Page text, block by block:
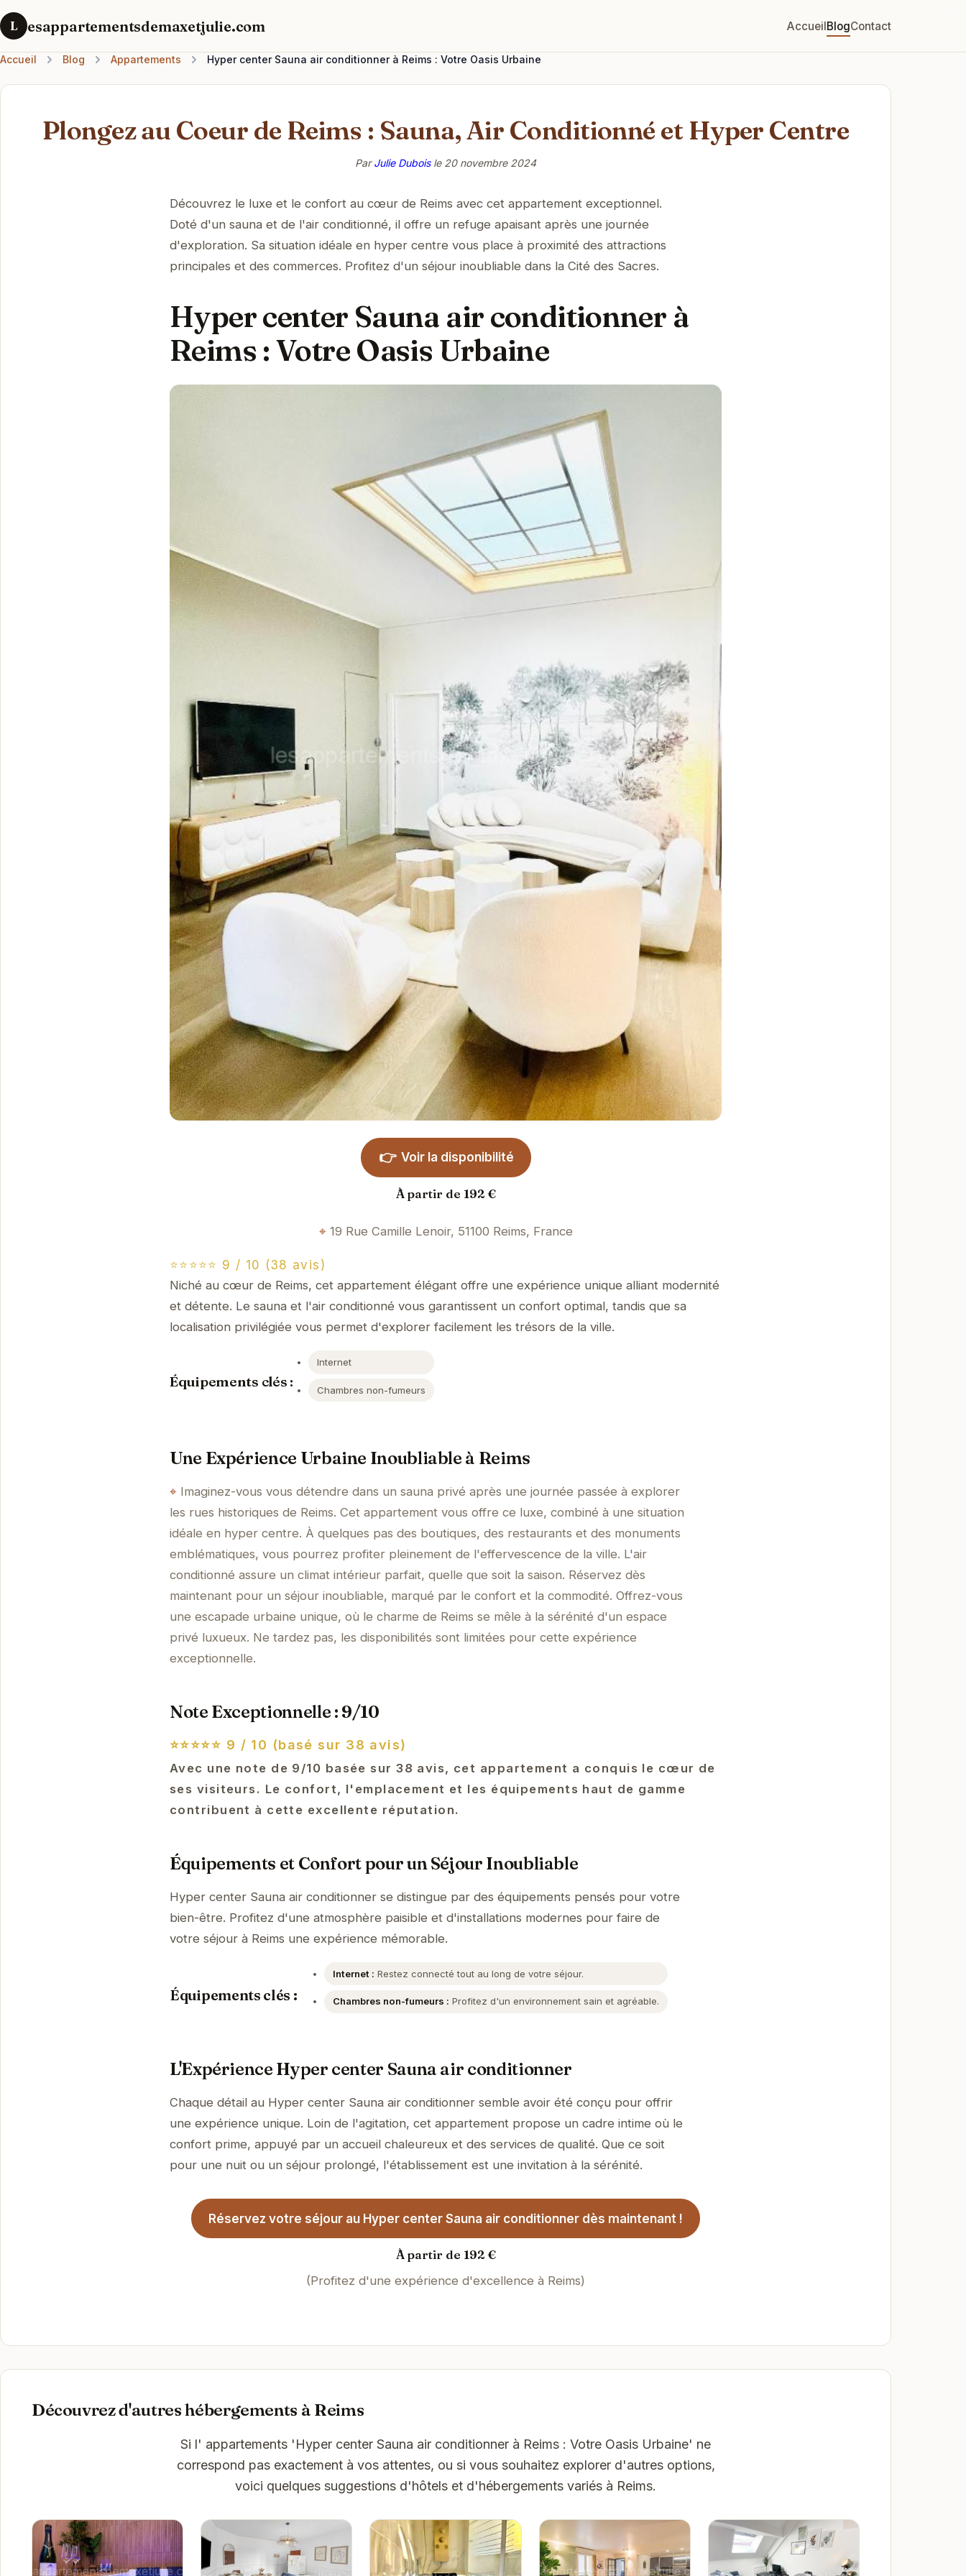
L esappartementsdemaxetjulie.com AccueilBlogContact
Accueil Blog Appartements Hyper center Sauna air conditionner à Reims : Votre Oasis Urbaine
Plongez au Coeur de Reims : Sauna, Air Conditionné et Hyper Centre
ParJulie Duboisle 20 novembre 2024
Découvrez le luxe et le confort au cœur de Reims avec cet appartement exceptionnel.
Doté d'un sauna et de l'air conditionné, il offre un refuge apaisant après une journée
d'exploration. Sa situation idéale en hyper centre vous place à proximité des attractions
principales et des commerces. Profitez d'un séjour inoubliable dans la Cité des Sacres.
Hyper center Sauna air conditionner à
Reims : Votre Oasis Urbaine
👉 Voir la disponibilité
À partir de 192 €
19 Rue Camille Lenoir, 51100 Reims, France
⭐⭐⭐⭐⭐ 9 / 10 (38 avis)
Niché au cœur de Reims, cet appartement élégant offre une expérience unique alliant modernité
et détente. Le sauna et l'air conditionné vous garantissent un confort optimal, tandis que sa
localisation privilégiée vous permet d'explorer facilement les trésors de la ville.
Équipements clés :
Internet
Chambres non-fumeurs
Une Expérience Urbaine Inoubliable à Reims
Imaginez-vous vous détendre dans un sauna privé après une journée passée à explorer
les rues historiques de Reims. Cet appartement vous offre ce luxe, combiné à une situation
idéale en hyper centre. À quelques pas des boutiques, des restaurants et des monuments
emblématiques, vous pourrez profiter pleinement de l'effervescence de la ville. L'air
conditionné assure un climat intérieur parfait, quelle que soit la saison. Réservez dès
maintenant pour un séjour inoubliable, marqué par le confort et la commodité. Offrez-vous
une escapade urbaine unique, où le charme de Reims se mêle à la sérénité d'un espace
privé luxueux. Ne tardez pas, les disponibilités sont limitées pour cette expérience
exceptionnelle.
Note Exceptionnelle : 9/10
⭐⭐⭐⭐⭐ 9 / 10 (basé sur 38 avis)
Avec une note de 9/10 basée sur 38 avis, cet appartement a conquis le cœur de
ses visiteurs. Le confort, l'emplacement et les équipements haut de gamme
contribuent à cette excellente réputation.
Équipements et Confort pour un Séjour Inoubliable
Hyper center Sauna air conditionner se distingue par des équipements pensés pour votre
bien-être. Profitez d'une atmosphère paisible et d'installations modernes pour faire de
votre séjour à Reims une expérience mémorable.
Équipements clés :
Internet : Restez connecté tout au long de votre séjour.
Chambres non-fumeurs : Profitez d'un environnement sain et agréable.
L'Expérience Hyper center Sauna air conditionner
Chaque détail au Hyper center Sauna air conditionner semble avoir été conçu pour offrir
une expérience unique. Loin de l'agitation, cet appartement propose un cadre intime où le
confort prime, appuyé par un accueil chaleureux et des services de qualité. Que ce soit
pour une nuit ou un séjour prolongé, l'établissement est une invitation à la sérénité.
Réservez votre séjour au Hyper center Sauna air conditionner dès maintenant !
À partir de 192 €
(Profitez d'une expérience d'excellence à Reims)
Découvrez d'autres hébergements à Reims
Si l' appartements 'Hyper center Sauna air conditionner à Reims : Votre Oasis Urbaine' ne
correspond pas exactement à vos attentes, ou si vous souhaitez explorer d'autres options,
voici quelques suggestions d'hôtels et d'hébergements variés à Reims.